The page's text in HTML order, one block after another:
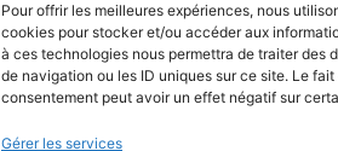
Pour offrir les meilleures expériences, nous
cookies pour stocker et/ou accéder aux
à ces technologies nous permettra de traiter des
de navigation ou les ID uniques sur ce site. Le
consentement peut avoir un effet négatif sur
Gérer les services